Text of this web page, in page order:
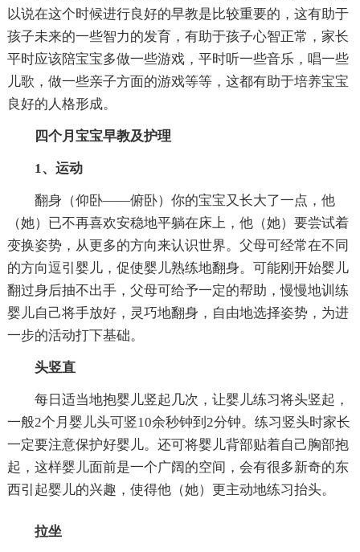
以说在这个时候进行良好的早教是比较重要的，这有助于
孩子未来的一些智力的发育，有助于孩子心智正常，家长
平时应该陪宝宝多做一些游戏，平时听一些音乐，唱一些
儿歌，做一些亲子方面的游戏等等，这都有助于培养宝宝
良好的人格形成。
四个月宝宝早教及护理
1、运动
翻身（仰卧——俯卧）你的宝宝又长大了一点，他
（她）已不再喜欢安稳地平躺在床上，他（她）要尝试着
变换姿势，从更多的方向来认识世界。父母可经常在不同
的方向逗引婴儿，促使婴儿熟练地翻身。可能刚开始婴儿
翻过身后抽不出手，父母可给予一定的帮助，慢慢地训练
婴儿自己将手放好，灵巧地翻身，自由地选择姿势，为进
一步的活动打下基础。
头竖直
每日适当地抱婴儿竖起几次，让婴儿练习将头竖起，
一般2个月婴儿头可竖10余秒钟到2分钟。练习竖头时家长
一定要注意保护好婴儿。还可将婴儿背部贴着自己胸部抱
起，这样婴儿面前是一个广阔的空间，会有很多新奇的东
西引起婴儿的兴趣，使得他（她）更主动地练习抬头。
拉坐